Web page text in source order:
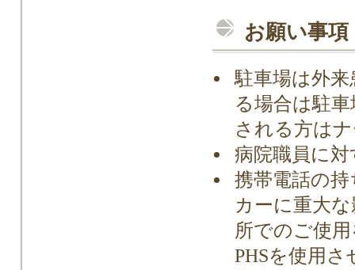
お願い事項
駐車場は外
る場合は駐
される方は
病院職員に
携帯電話の
カーに重大
所でのご使
PHSを使用